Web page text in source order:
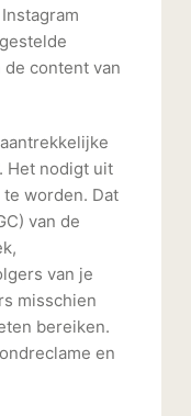
content van
Het nodigt uit
worden. Dat
van de
van je
misschien
bereiken.
en